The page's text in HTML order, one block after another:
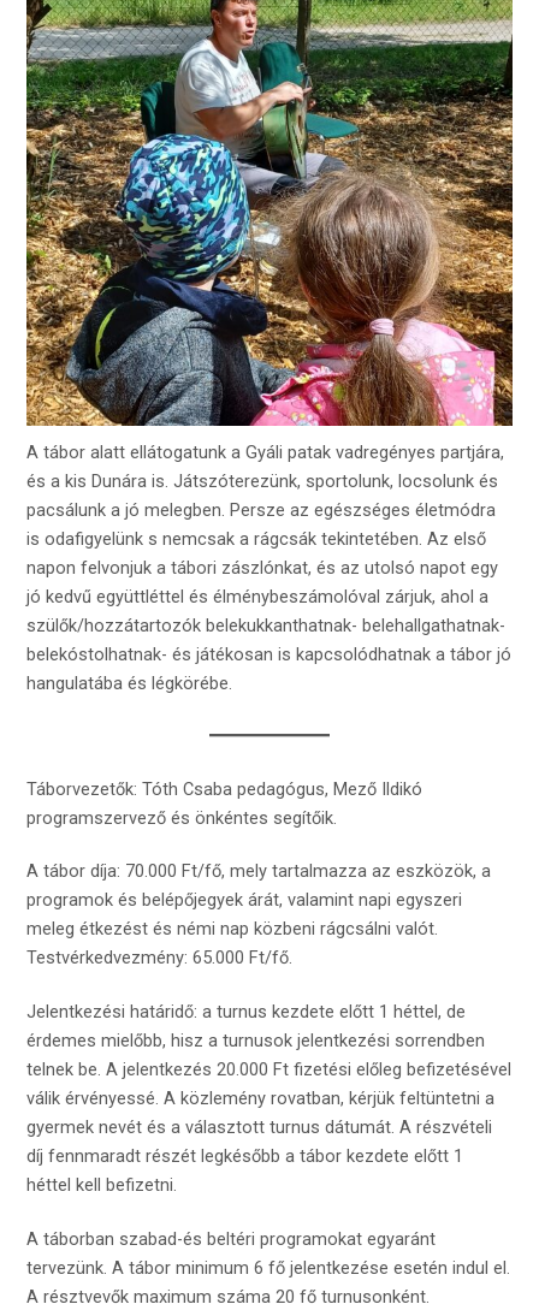
A tábor alatt ellátogatunk a Gyáli patak vadregényes partjára,
és a kis Dunára is. Játszóterezünk, sportolunk, locsolunk és
pacsálunk a jó melegben. Persze az egészséges életmódra
is odafigyelünk s nemcsak a rágcsák tekintetében. Az első
napon felvonjuk a tábori zászlónkat, és az utolsó napot egy
jó kedvű együttléttel és élménybeszámolóval zárjuk, ahol a
szülők/hozzátartozók belekukkanthatnak- belehallgathatnak-
belekóstolhatnak- és játékosan is kapcsolódhatnak a tábor jó
hangulatába és légkörébe.
Táborvezetők: Tóth Csaba pedagógus, Mező Ildikó
programszervező és önkéntes segítőik.
A tábor díja: 70.000 Ft/fő, mely tartalmazza az eszközök, a
programok és belépőjegyek árát, valamint napi egyszeri
meleg étkezést és némi nap közbeni rágcsálni valót.
Testvérkedvezmény: 65.000 Ft/fő.
Jelentkezési határidő: a turnus kezdete előtt 1 héttel, de
érdemes mielőbb, hisz a turnusok jelentkezési sorrendben
telnek be. A jelentkezés 20.000 Ft fizetési előleg befizetésével
válik érvényessé. A közlemény rovatban, kérjük feltüntetni a
gyermek nevét és a választott turnus dátumát. A részvételi
díj fennmaradt részét legkésőbb a tábor kezdete előtt 1
héttel kell befizetni.
A táborban szabad-és beltéri programokat egyaránt
tervezünk. A tábor minimum 6 fő jelentkezése esetén indul el.
A résztvevők maximum száma 20 fő turnusonként.